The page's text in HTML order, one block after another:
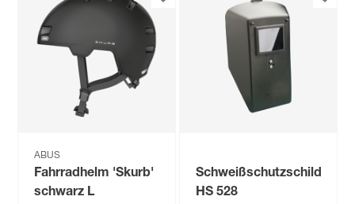
ABUS
Fahrradhelm 'Skurb'
schwarz L
Schweißschutzschild
HS 528